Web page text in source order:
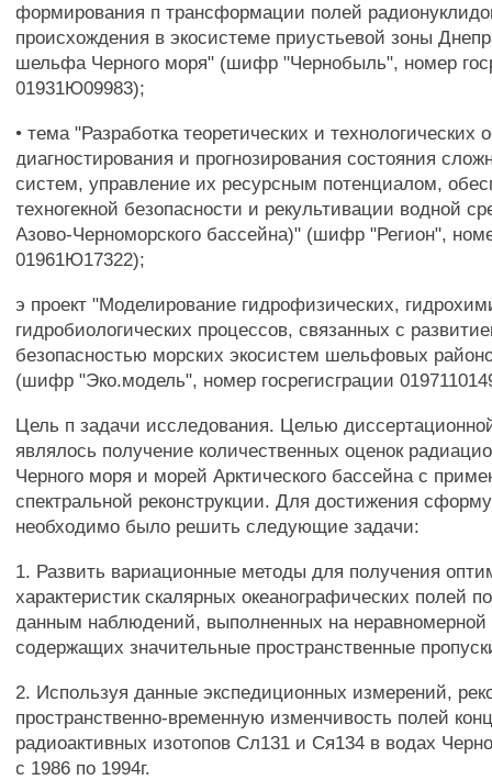
формирования п трансформации полей
происхождения в экосистеме приустьевой зоны
шельфа Черного моря" (шифр "Чернобыль", номер
01931Ю09983);
• тема "Разработка теоретических и технологических
диагностирования и прогнозирования состояния
систем, управление их ресурсным потенциалом,
техногекной безопасности и рекультивации водной
Азово-Черноморского бассейна)" (шифр "Регион",
01961Ю17322);
э проект "Моделирование гидрофизических,
гидробиологических процессов, связанных с
безопасностью морских экосистем шельфовых
(шифр "Эко.модель", номер госрегисграции
Цель п задачи исследования. Целью
являлось получение количественных оценок
Черного моря и морей Арктического бассейна с
спектральной реконструкции. Для достижения
необходимо было решить следующие задачи:
1. Развить вариационные методы для получения
характеристик скалярных океанографических полей
данным наблюдений, выполненных на неравномерной
содержащих значительные пространственные
2. Используя данные экспедиционных измерений,
пространственно-временную изменчивость полей
радиоактивных изотопов Сл131 и Ся134 в водах
с 1986 по 1994г.